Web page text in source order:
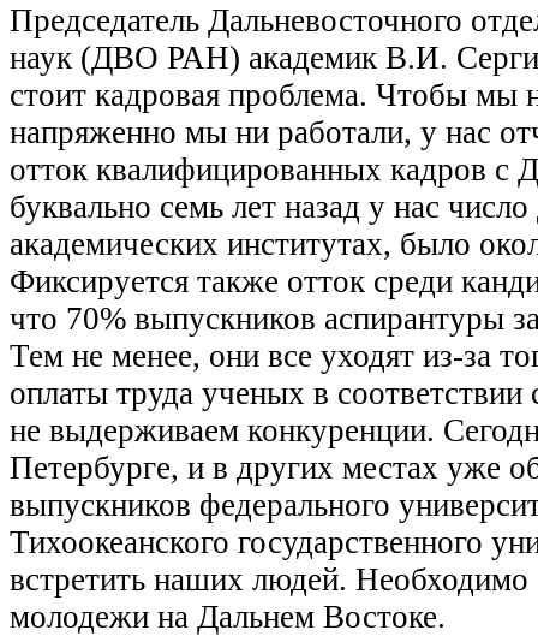
Председатель Дальневосточного
наук (ДВО РАН) академик В.И.
стоит кадровая проблема. Чтобы мы
напряженно мы ни работали, у нас
отток квалифицированных кадров с
буквально семь лет назад у нас
академических институтах, было
Фиксируется также отток среди
что 70% выпускников аспирантуры
Тем не менее, они все уходят из-за
оплаты труда ученых в
не выдерживаем конкуренции.
Петербурге, и в других местах уже
выпускников федерального
Тихоокеанского государственного
встретить наших людей. Необходимо
молодежи на Дальнем Востоке.